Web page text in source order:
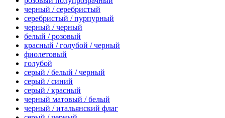
черный / серебристый
серебристый / пурпурный
черный / черный
белый / розовый
красный / голубой / черный
фиолетовый
голубой
серый / белый / черный
серый / синий
серый / красный
черный матовый / белый
черный / итальянский флаг